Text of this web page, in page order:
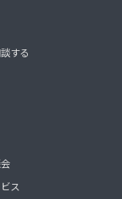
する
ス